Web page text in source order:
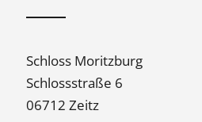
Schloss Moritzburg
Schlossstraße 6
06712 Zeitz